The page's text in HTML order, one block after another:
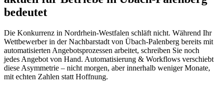
bedeutet
Die Konkurrenz in Nordrhein-Westfalen schläft nicht. Während Ihr
Wettbewerber in der Nachbarstadt von Übach-Palenberg bereits mit
automatisierten Angebotsprozessen arbeitet, schreiben Sie noch
jedes Angebot von Hand. Automatisierung & Workflows verschiebt
diese Asymmetrie – nicht morgen, aber innerhalb weniger Monate,
mit echten Zahlen statt Hoffnung.